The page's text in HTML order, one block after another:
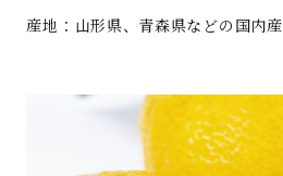
産地：山形県、青森県などの国内産